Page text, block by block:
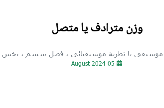
وزن مترادف یا متصل
موسیقی یا نظریهٔ موسیقیائی ، فصل ششم ، بخش
05 August 2024